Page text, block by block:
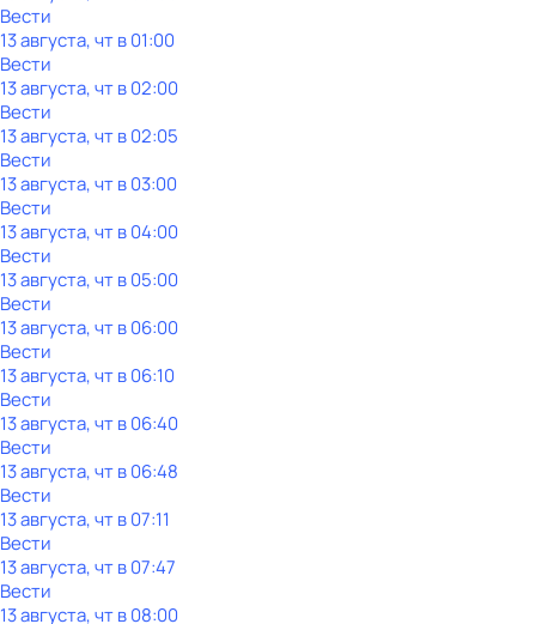
Вести
13 августа, чт в 01:00
Вести
13 августа, чт в 02:00
Вести
13 августа, чт в 02:05
Вести
13 августа, чт в 03:00
Вести
13 августа, чт в 04:00
Вести
13 августа, чт в 05:00
Вести
13 августа, чт в 06:00
Вести
13 августа, чт в 06:10
Вести
13 августа, чт в 06:40
Вести
13 августа, чт в 06:48
Вести
13 августа, чт в 07:11
Вести
13 августа, чт в 07:47
Вести
13 августа, чт в 08:00